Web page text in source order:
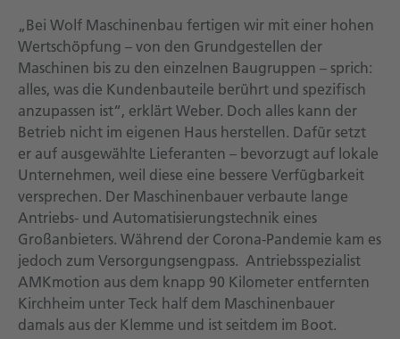
„Bei Wolf Maschinenbau fertigen wir mit einer hohen
Wertschöpfung – von den Grundgestellen der
Maschinen bis zu den einzelnen Baugruppen – sprich:
alles, was die Kundenbauteile berührt und spezifisch
anzupassen ist“, erklärt Weber. Doch alles kann der
Betrieb nicht im eigenen Haus herstellen. Dafür setzt
er auf ausgewählte Lieferanten – bevorzugt auf lokale
Unternehmen, weil diese eine bessere Verfügbarkeit
versprechen. Der Maschinenbauer verbaute lange
Antriebs- und Automatisierungstechnik eines
Großanbieters. Während der Corona-Pandemie kam es
jedoch zum Versorgungsengpass. Antriebsspezialist
AMKmotion aus dem knapp 90 Kilometer entfernten
Kirchheim unter Teck half dem Maschinenbauer
damals aus der Klemme und ist seitdem im Boot.